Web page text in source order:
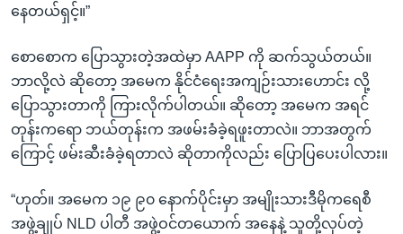
နေတယ်ရှင့်။”
စောစောက ပြောသွားတဲ့အထဲမှာ AAPP ကို ဆက်သွယ်တယ်။
ဘာလို့လဲ ဆိုတော့ အမေက နိုင်ငံရေးအကျဉ်းသားဟောင်း လို့
ပြောသွားတာကို ကြားလိုက်ပါတယ်။ ဆိုတော့ အမေက အရင်
တုန်းကရော ဘယ်တုန်းက အဖမ်းခံခဲ့ရဖူးတာလဲ။ ဘာအတွက်
ကြောင့် ဖမ်းဆီးခံခဲ့ရတာလဲ ဆိုတာကိုလည်း ပြောပြပေးပါလား။
“ဟုတ်။ အမေက ၁၉ ၉၀ နောက်ပိုင်းမှာ အမျိုးသားဒီမိုကရေစီ
အဖွဲ့ချုပ် NLD ပါတီ အဖွဲ့ဝင်တယောက် အနေနဲ့ သူတို့လုပ်တဲ့